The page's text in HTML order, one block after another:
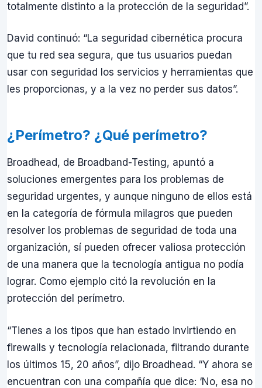
totalmente distinto a la protección de la seguridad”.
David continuó: “La seguridad cibernética procura
que tu red sea segura, que tus usuarios puedan
usar con seguridad los servicios y herramientas que
les proporcionas, y a la vez no perder sus datos”.
¿Perímetro? ¿Qué perímetro?
Broadhead, de Broadband-Testing, apuntó a
soluciones emergentes para los problemas de
seguridad urgentes, y aunque ninguno de ellos está
en la categoría de fórmula milagros que pueden
resolver los problemas de seguridad de toda una
organización, sí pueden ofrecer valiosa protección
de una manera que la tecnología antigua no podía
lograr. Como ejemplo citó la revolución en la
protección del perímetro.
“Tienes a los tipos que han estado invirtiendo en
firewalls y tecnología relacionada, filtrando durante
los últimos 15, 20 años”, dijo Broadhead. “Y ahora se
encuentran con una compañía que dice: ‘No, esa no